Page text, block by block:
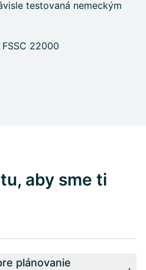
testovaná nemeckým
22000
aby sme ti
plánovanie